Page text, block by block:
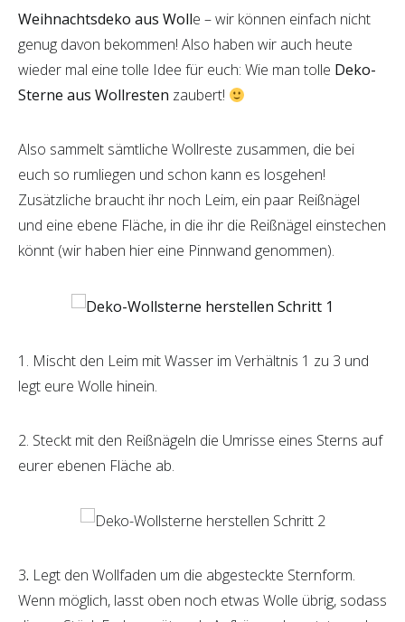
Weihnachtsdeko aus Wolle – wir können einfach nicht
genug davon bekommen! Also haben wir auch heute
wieder mal eine tolle Idee für euch: Wie man tolle Deko-
Sterne aus Wollresten zaubert!
Also sammelt sämtliche Wollreste zusammen, die bei
euch so rumliegen und schon kann es losgehen!
Zusätzliche braucht ihr noch Leim, ein paar Reißnägel
und eine ebene Fläche, in die ihr die Reißnägel einstechen
könnt (wir haben hier eine Pinnwand genommen).
1. Mischt den Leim mit Wasser im Verhältnis 1 zu 3 und
legt eure Wolle hinein.
2. Steckt mit den Reißnägeln die Umrisse eines Sterns auf
eurer ebenen Fläche ab.
3. Legt den Wollfaden um die abgesteckte Sternform.
Wenn möglich, lasst oben noch etwas Wolle übrig, sodass